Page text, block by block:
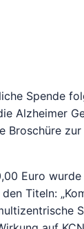
Spende
Alzheimer
Broschüre
Euro
Titeln: